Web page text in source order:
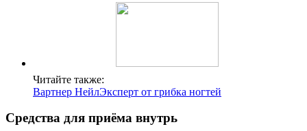
Читайте также:
Вартнер НейлЭксперт от грибка ногтей
Средства для приёма внутрь